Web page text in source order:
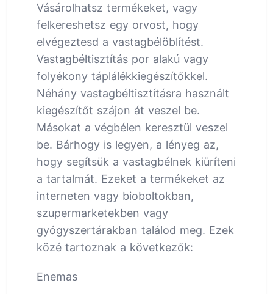
Vásárolhatsz termékeket, vagy
felkereshetsz egy orvost, hogy
elvégeztesd a vastagbélöblítést.
Vastagbéltisztítás por alakú vagy
folyékony táplálékkiegészítőkkel.
Néhány vastagbéltisztításra használt
kiegészítőt szájon át veszel be.
Másokat a végbélen keresztül veszel
be. Bárhogy is legyen, a lényeg az,
hogy segítsük a vastagbélnek kiüríteni
a tartalmát. Ezeket a termékeket az
interneten vagy bioboltokban,
szupermarketekben vagy
gyógyszertárakban találod meg. Ezek
közé tartoznak a következők:
Enemas